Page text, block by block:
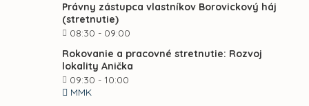
Právny zástupca vlastníkov Borovickový háj
(stretnutie)
08:30 - 09:00
Rokovanie a pracovné stretnutie: Rozvoj
lokality Anička
09:30 - 10:00
MMK